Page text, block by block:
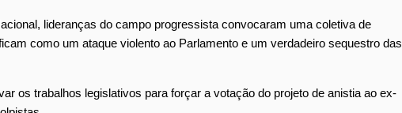
lideranças do campo progressista convocaram uma coletiva de
como um ataque violento ao Parlamento e um verdadeiro sequestro das
os trabalhos legislativos para forçar a votação do projeto de anistia ao ex-